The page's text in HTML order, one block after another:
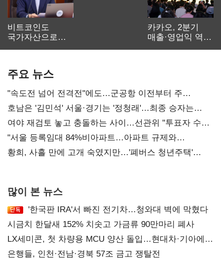
비트코인도
국가자산으로…'
카카오, 2분기
매출·영업익 역대
주요 뉴스
"속도전 넘어 전격전"에도…군공항 이전부터 주
52시간까지 '뇌관'
호남은 '김민석' 서울·경기는 '정청래'…최종 승자는
'안갯속'
여야 재검토 놓고 충돌하는 사이…선관위 "투표자 수
오차 당연"
"서울 등록임대 84%비아파트…아파트 규제와
달리해야"
황희, 사흘 만에 고개 숙였지만…'폐버스 청년주택'
많이 본 뉴스
'한국판 IRA'서 빠진 전기차…청와대 벽에 막혔다
시금치 한달새 152% 치솟고 가금류 90만마리 폐사
LX세미콘, 첫 차량용 MCU 양산 돌입…현대차·기아에
공급
은행들, 인천·전남·경북 57조 금고 쟁탈전